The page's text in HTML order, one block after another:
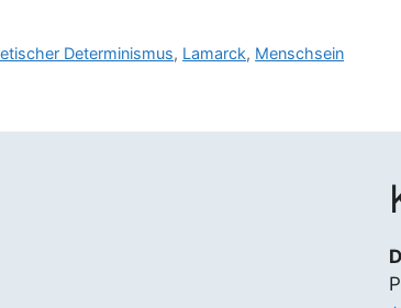
Determinismus, Lamarck, Menschsein